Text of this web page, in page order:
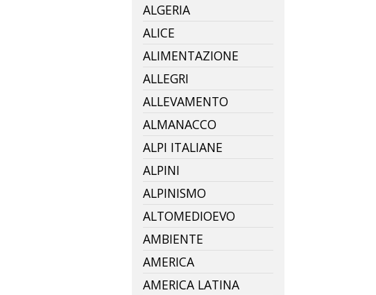
ALGERIA
ALICE
ALIMENTAZIONE
ALLEGRI
ALLEVAMENTO
ALMANACCO
ALPI ITALIANE
ALPINI
ALPINISMO
ALTOMEDIOEVO
AMBIENTE
AMERICA
AMERICA LATINA